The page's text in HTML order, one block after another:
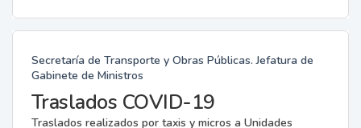
Secretaría de Transporte y Obras Públicas. Jefatura de
Gabinete de Ministros
Traslados COVID-19
Traslados realizados por taxis y micros a Unidades